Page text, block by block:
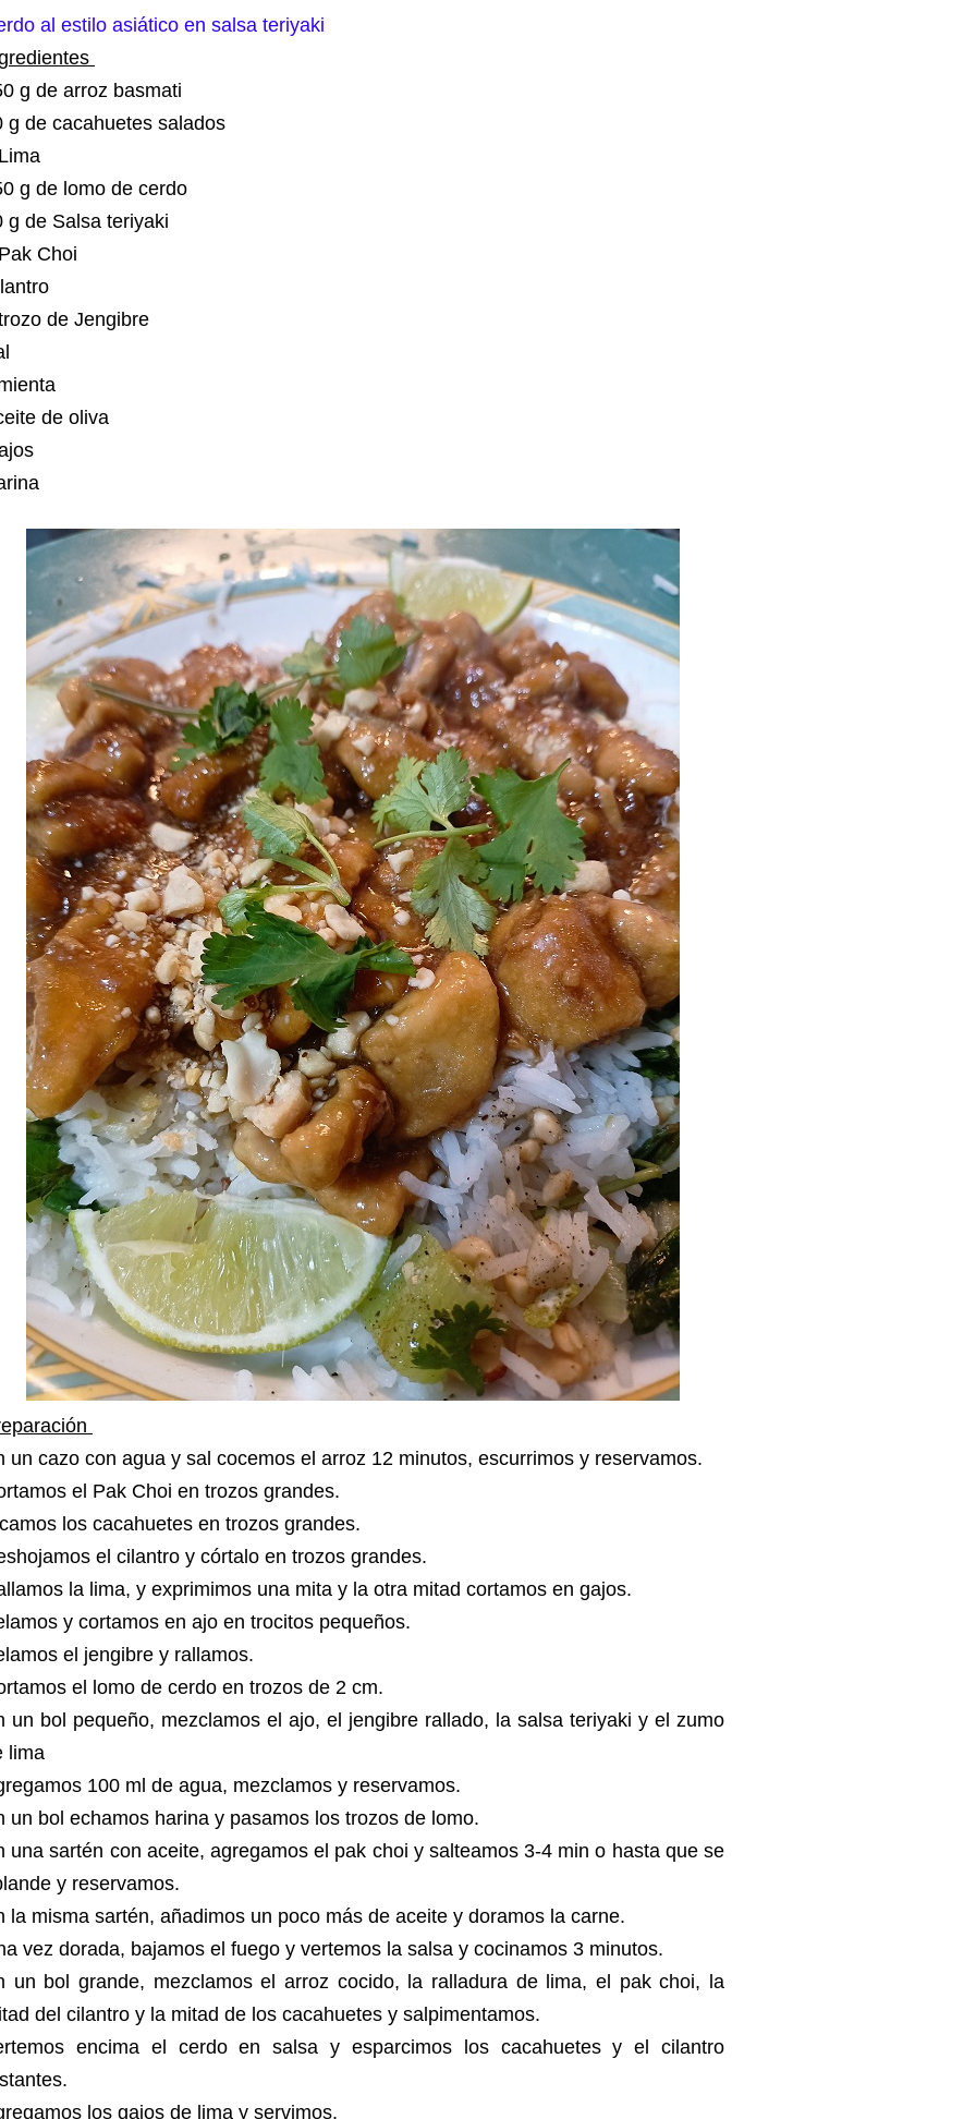
al estilo asiático en salsa teriyaki
g de arroz basmati
g de cacahuetes salados
g de lomo de cerdo
g de Salsa teriyaki
Choi
de Jengibre
de oliva
un cazo con agua y sal cocemos el arroz 12 minutos, escurrimos y reservamos.
el Pak Choi en trozos grandes.
los cacahuetes en trozos grandes.
el cilantro y córtalo en trozos grandes.
la lima, y exprimimos una mita y la otra mitad cortamos en gajos.
y cortamos en ajo en trocitos pequeños.
el jengibre y rallamos.
el lomo de cerdo en trozos de 2 cm.
un bol pequeño, mezclamos el ajo, el jengibre rallado, la salsa teriyaki y el zumo
lima
100 ml de agua, mezclamos y reservamos.
un bol echamos harina y pasamos los trozos de lomo.
una sartén con aceite, agregamos el pak choi y salteamos 3-4 min o hasta que se
y reservamos.
la misma sartén, añadimos un poco más de aceite y doramos la carne.
vez dorada, bajamos el fuego y vertemos la salsa y cocinamos 3 minutos.
un bol grande, mezclamos el arroz cocido, la ralladura de lima, el pak choi, la
del cilantro y la mitad de los cacahuetes y salpimentamos.
encima el cerdo en salsa y esparcimos los cacahuetes y el cilantro
los gajos de lima y servimos.